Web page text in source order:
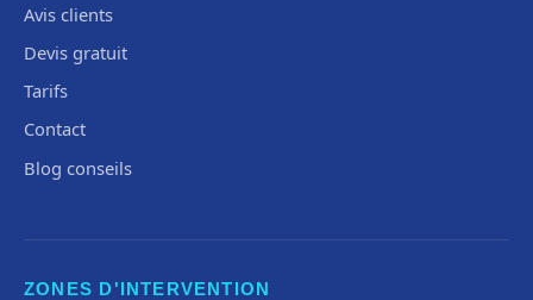
Avis clients
Devis gratuit
Tarifs
Contact
Blog conseils
ZONES D'INTERVENTION